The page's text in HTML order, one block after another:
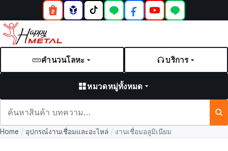
คำนวนโลหะ บริการ
หมวดหมู่ทั้งหมด
และ
Home / อุปกรณ์งานเชื่อมและอะไหล่ / งานเชื่อมอลูมิเนียม